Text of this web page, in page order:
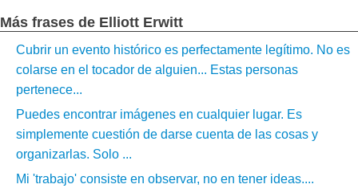
Más frases de Elliott Erwitt
Cubrir un evento histórico es perfectamente legítimo. No es
colarse en el tocador de alguien... Estas personas
pertenece...
Puedes encontrar imágenes en cualquier lugar. Es
simplemente cuestión de darse cuenta de las cosas y
organizarlas. Solo ...
Mi 'trabajo' consiste en observar, no en tener ideas....